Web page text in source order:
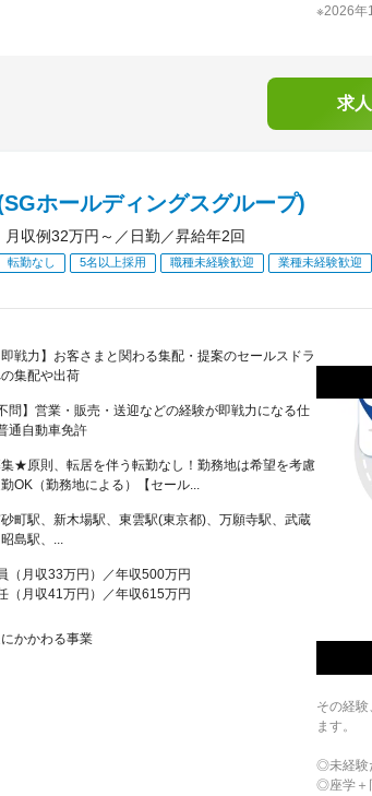
※2026年
求
ホールディングスグループ)
月収例32万円～／日勤／昇給年2回
転勤なし 5名以上採用 職種未経験歓迎 業種未経験歓迎
即戦力】お客さまと関わる集配・提案のセールスドラ
集配や出荷
問】営業・販売・送迎などの経験が即戦力になる仕
通自動車免許
★原則、転居を伴う転勤なし！勤務地は希望を考慮
OK（勤務地による）【セール...
町駅、新木場駅、東雲駅(東京都)、万願寺駅、武蔵
島駅、...
（月収33万円）／年収500万円
（月収41万円）／年収615万円
かかわる事業
その経験
ます。
◎未経験
◎座学＋